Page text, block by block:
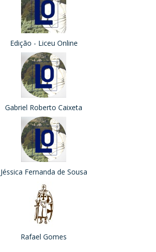
Edição - Liceu Online
Gabriel Roberto Caixeta
Jéssica Fernanda de Sousa
Rafael Gomes